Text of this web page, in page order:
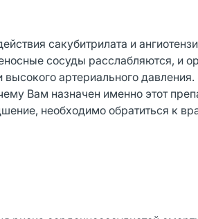
сакубитрилата и
сосуды расслабляются, и
артериального
Вам назначен именно этот
необходимо обратиться к